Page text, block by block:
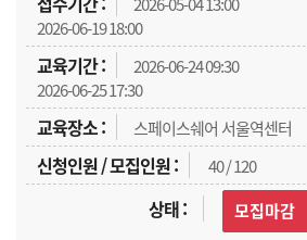
2026-06-19 18:00
2026-06-24 09:30
2026-06-25 17:30
스페이스쉐어 서울역센터
40 / 120
모집마감